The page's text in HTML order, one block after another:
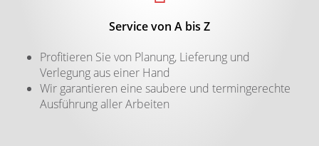
Service von A bis Z
Profitieren Sie von Planung, Lieferung und
Verlegung aus einer Hand
Wir garantieren eine saubere und termingerechte
Ausführung aller Arbeiten